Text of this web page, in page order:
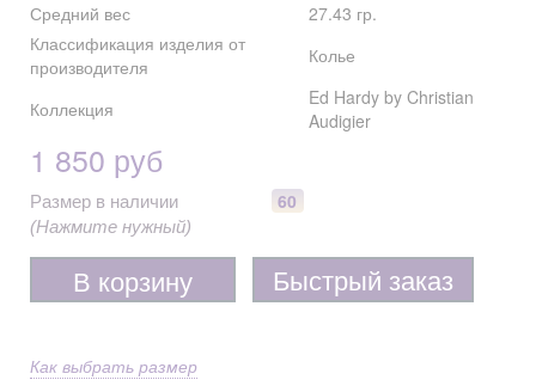
Средний вес
27.43 гр.
Классификация изделия от
производителя
Колье
Коллекция
Ed Hardy by Christian
Audigier
1 850 руб
Размер в наличии
(Нажмите нужный)
60
В корзину Быстрый заказ
Как выбрать размер